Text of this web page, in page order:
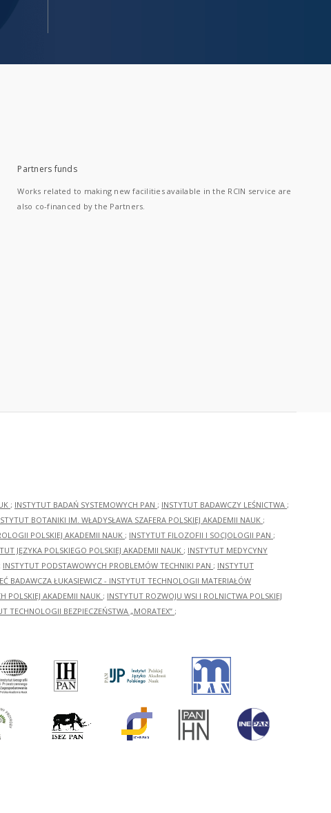
Partners funds
Works related to making new facilities available in the RCIN service are
also co-financed by the Partners.
; INSTYTUT BADAŃ SYSTEMOWYCH PAN ; INSTYTUT BADAWCZY LEŚNICTWA ;
BOTANIKI IM. WŁADYSŁAWA SZAFERA POLSKIEJ AKADEMII NAUK ;
POLSKIEJ AKADEMII NAUK ; INSTYTUT FILOZOFII I SOCJOLOGII PAN ;
JĘZYKA POLSKIEGO POLSKIEJ AKADEMII NAUK ; INSTYTUT MEDYCYNY
INSTYTUT PODSTAWOWYCH PROBLEMÓW TECHNIKI PAN ; INSTYTUT
BADAWCZA ŁUKASIEWICZ - INSTYTUT TECHNOLOGII MATERIAŁÓW
POLSKIEJ AKADEMII NAUK ; INSTYTUT ROZWOJU WSI I ROLNICTWA POLSKIEJ
TECHNOLOGII BEZPIECZEŃSTWA „MORATEX” ;